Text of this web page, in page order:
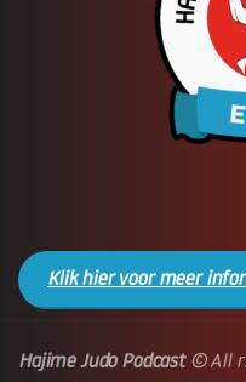
Klik hier voor meer
Hajime Judo Podcast© All